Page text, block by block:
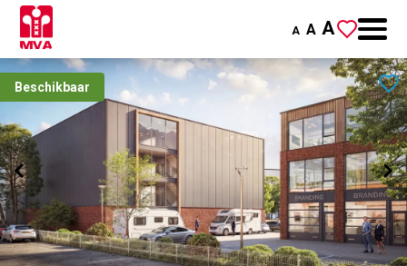
A A A
Beschikbaar